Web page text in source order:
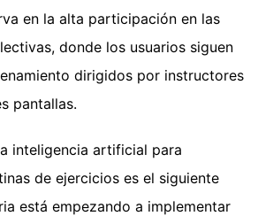
en la alta participación en las
donde los usuarios siguen
dirigidos por instructores
pantallas.
inteligencia artificial para
de ejercicios es el siguiente
está empezando a implementar